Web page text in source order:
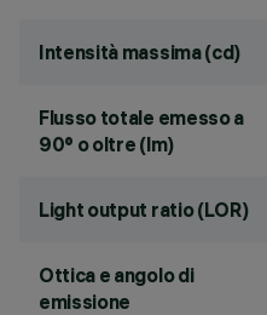
Intensità massima (cd)
Flusso totale emesso a
90° o oltre (lm)
Light output ratio (LOR)
Ottica e angolo di
emissione